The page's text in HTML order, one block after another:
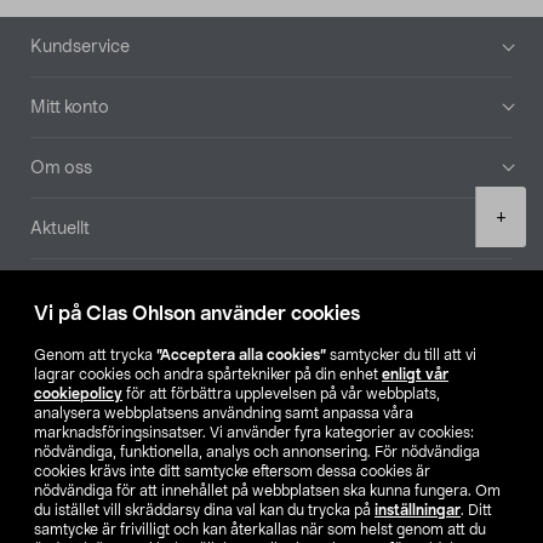
Vi på Clas Ohlson använder cookies
Genom att trycka ”Acceptera alla cookies” samtycker du till att vi
lagrar cookies och andra spårtekniker på din enhet enligt vår
cookiepolicy för att förbättra upplevelsen på vår webbplats,
analysera webbplatsens användning samt anpassa våra
marknadsföringsinsatser. Vi använder fyra kategorier av cookies:
nödvändiga, funktionella, analys och annonsering. För nödvändiga
cookies krävs inte ditt samtycke eftersom dessa cookies är
nödvändiga för att innehållet på webbplatsen ska kunna fungera. Om
du istället vill skräddarsy dina val kan du trycka på inställningar. Ditt
samtycke är frivilligt och kan återkallas när som helst genom att du
+
Sidfot
Kundservice
Mitt konto
Om oss
Aktuellt
Hitta butik
SE NO FI